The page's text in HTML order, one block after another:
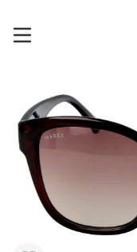
სათვალის
ჩარჩოები
მზის
სათვალეები